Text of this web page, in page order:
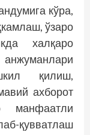
кўра,
ўзаро
халқаро
қилиш,
ахборот
манфаатли
қувватлаш